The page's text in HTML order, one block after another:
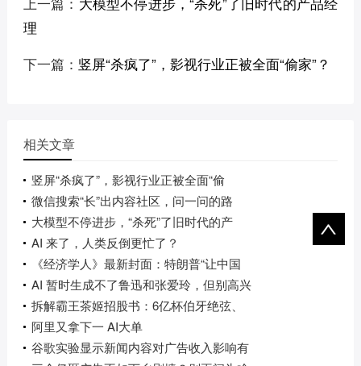
理
下一篇： 竖屏“杀疯了”，影视行业正被全面“偷家”？
相关文章
竖屏“杀疯了”，影视行业正被全面“偷
微信搜索“长”出内容社区，问一问的路
大模型不停进步，“杀死”了旧时代的产
AI 来了，人类反倒更忙了？
《经济学人》最新封面：特朗普“让中国
AI 暂时生成不了鲁迅和张爱玲，但别高兴
拆解霸王茶姬招股书：6亿杯伯牙绝弦、
阿里又拿下一 AI大单
谷歌实验显示新闻内容对广告收入影响有